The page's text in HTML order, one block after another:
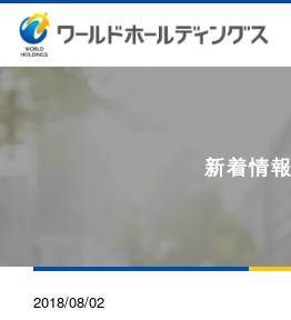
新着情報
2018/08/02